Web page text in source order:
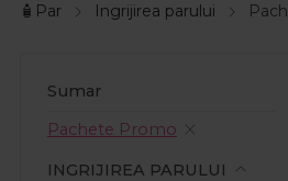
🧴Par Ingrijirea parului
Sumar
Pachete Promo
INGRIJIREA PARULUI